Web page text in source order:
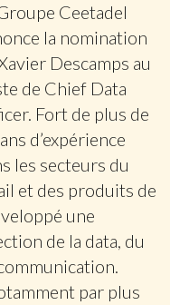
Ceetadel
la nomination
Descamps au
de Chief Data
Fort de plus de
d’expérience
les secteurs du
et des produits de
une
de la data, du
par plus